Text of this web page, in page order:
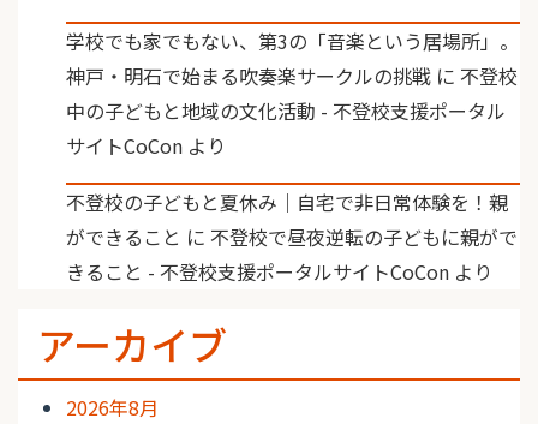
学校でも家でもない、第3の「音楽という居場所」。
神戸・明石で始まる吹奏楽サークルの挑戦 に 不登校
中の子どもと地域の文化活動 - 不登校支援ポータル
サイトCoCon より
不登校の子どもと夏休み｜自宅で非日常体験を！親
ができること に 不登校で昼夜逆転の子どもに親がで
きること - 不登校支援ポータルサイトCoCon より
アーカイブ
2026年8月